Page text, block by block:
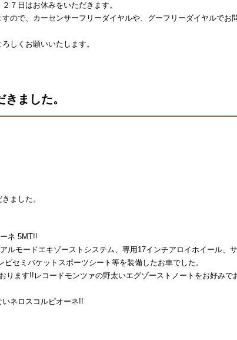
７日はお休みをいただきます。
ので、カーセンサーフリーダイヤルや、グーフリーダイヤルでお
しくお願いいたします。
ました。
ました。
ネ 5MT!!
ルモードエキゾーストシステム、専用17インチアロイホイール、
セミバケットスポーツシート等を装備したお車でした。
ります!!レコードモンツァの野太いエグゾーストノートをお好みで
ネロスコルピオーネ!!